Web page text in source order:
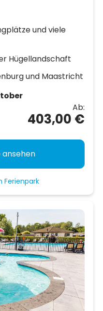
und viele
Hügellandschaft
und Maastricht
Ab:
403,00 €
Ferienpark